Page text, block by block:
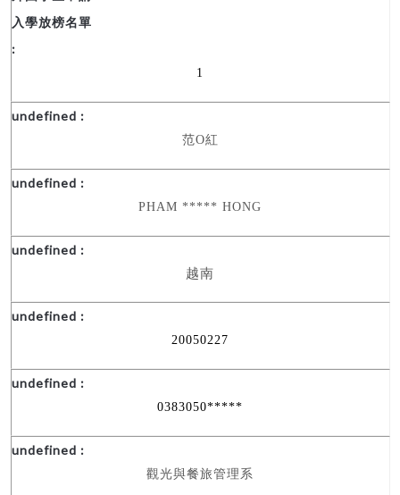
1
范O紅
PHAM ***** HONG
越南
20050227
0383050*****
觀光與餐旅管理系